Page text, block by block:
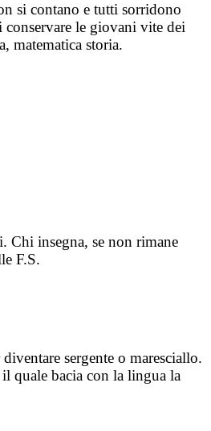
si contano e tutti sorridono
le giovani vite dei
matematica storia.
Chi insegna, se non rimane
F.S.
sergente o maresciallo.
quale bacia con la lingua la